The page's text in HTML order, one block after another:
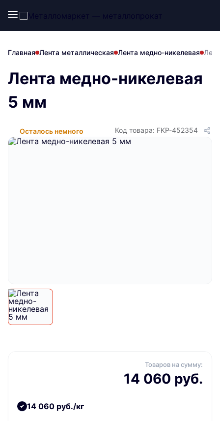
Главная Лента металлическая Лента медно-никелевая
Лента медно-никелевая
5 мм
Осталось немного Код товара: FKP-452354
Товаров на сумму:
14 060 руб.
14 060 руб./кг